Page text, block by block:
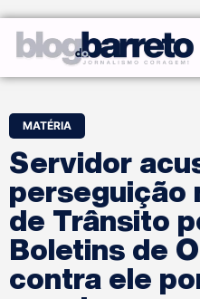
MATÉRIA
Servidor
perseguição
de Trânsito
Boletins de
contra ele